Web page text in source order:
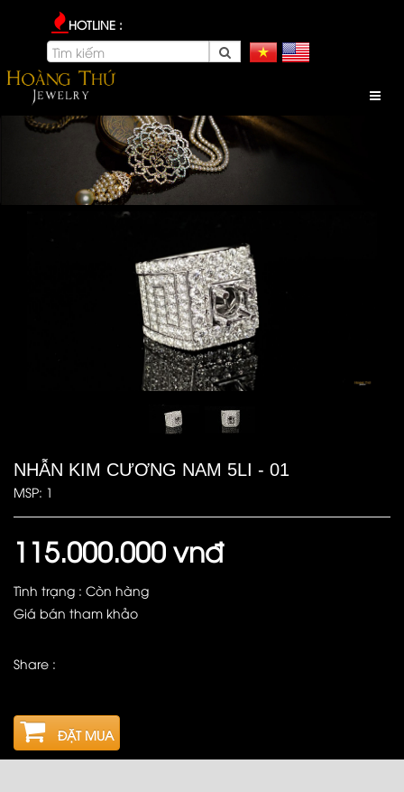
HOTLINE :
NHẪN KIM CƯƠNG NAM 5LI - 01
MSP: 1
115.000.000 vnđ
Tình trạng : Còn hàng
Giá bán tham khảo
Share :
ĐẶT MUA